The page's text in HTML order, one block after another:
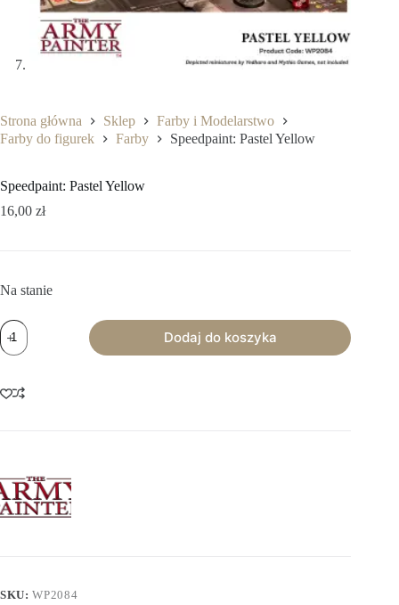
Strona główna Sklep
Farby i Modelarstwo
Farby do figurek
Farby Speedpaint: Pastel Yellow
Speedpaint: Pastel Yellow
16,00 zł
Na stanie
ilość
Speedpaint:
Pastel
Dodaj do koszyka
SKU:WP2084